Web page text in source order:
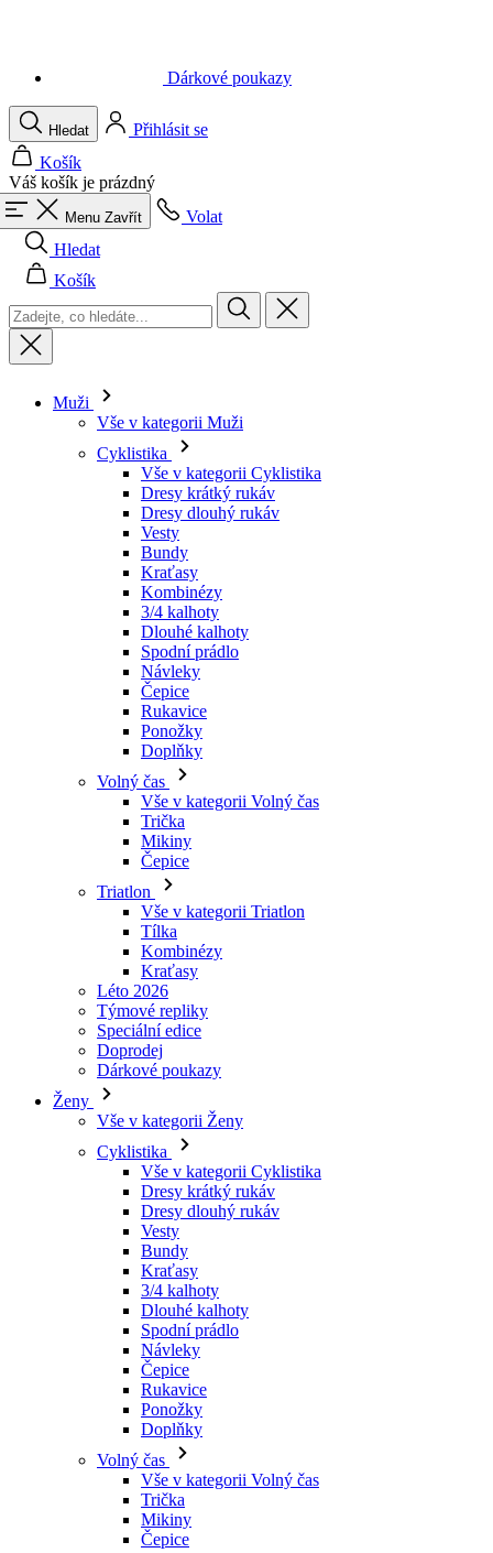
Dárkové poukazy
Hledat
Přihlásit se
Košík
Váš košík je prázdný
Menu Zavřít
Volat
Hledat
Košík
Muži
Vše v kategorii Muži
Cyklistika
Vše v kategorii Cyklistika
Dresy krátký rukáv
Dresy dlouhý rukáv
Vesty
Bundy
Kraťasy
Kombinézy
3/4 kalhoty
Dlouhé kalhoty
Spodní prádlo
Návleky
Čepice
Rukavice
Ponožky
Doplňky
Volný čas
Vše v kategorii Volný čas
Trička
Mikiny
Čepice
Triatlon
Vše v kategorii Triatlon
Tílka
Kombinézy
Kraťasy
Léto 2026
Týmové repliky
Speciální edice
Doprodej
Dárkové poukazy
Ženy
Vše v kategorii Ženy
Cyklistika
Vše v kategorii Cyklistika
Dresy krátký rukáv
Dresy dlouhý rukáv
Vesty
Bundy
Kraťasy
3/4 kalhoty
Dlouhé kalhoty
Spodní prádlo
Návleky
Čepice
Rukavice
Ponožky
Doplňky
Volný čas
Vše v kategorii Volný čas
Trička
Mikiny
Čepice